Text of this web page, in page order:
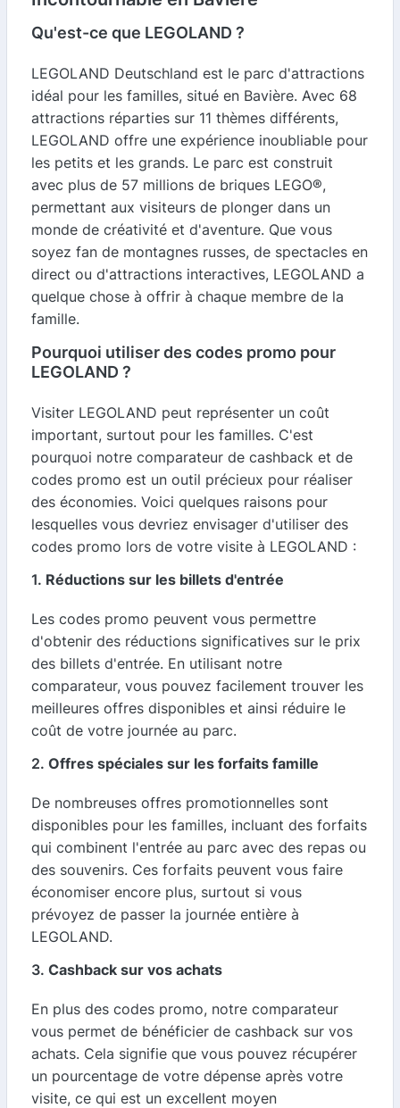
Qu'est-ce que LEGOLAND ?
LEGOLAND Deutschland est le parc d'attractions
idéal pour les familles, situé en Bavière. Avec 68
attractions réparties sur 11 thèmes différents,
LEGOLAND offre une expérience inoubliable pour
les petits et les grands. Le parc est construit
avec plus de 57 millions de briques LEGO®,
permettant aux visiteurs de plonger dans un
monde de créativité et d'aventure. Que vous
soyez fan de montagnes russes, de spectacles en
direct ou d'attractions interactives, LEGOLAND a
quelque chose à offrir à chaque membre de la
famille.
Pourquoi utiliser des codes promo pour
LEGOLAND ?
Visiter LEGOLAND peut représenter un coût
important, surtout pour les familles. C'est
pourquoi notre comparateur de cashback et de
codes promo est un outil précieux pour réaliser
des économies. Voici quelques raisons pour
lesquelles vous devriez envisager d'utiliser des
codes promo lors de votre visite à LEGOLAND :
1. Réductions sur les billets d'entrée
Les codes promo peuvent vous permettre
d'obtenir des réductions significatives sur le prix
des billets d'entrée. En utilisant notre
comparateur, vous pouvez facilement trouver les
meilleures offres disponibles et ainsi réduire le
coût de votre journée au parc.
2. Offres spéciales sur les forfaits famille
De nombreuses offres promotionnelles sont
disponibles pour les familles, incluant des forfaits
qui combinent l'entrée au parc avec des repas ou
des souvenirs. Ces forfaits peuvent vous faire
économiser encore plus, surtout si vous
prévoyez de passer la journée entière à
LEGOLAND.
3. Cashback sur vos achats
En plus des codes promo, notre comparateur
vous permet de bénéficier de cashback sur vos
achats. Cela signifie que vous pouvez récupérer
un pourcentage de votre dépense après votre
visite, ce qui est un excellent moyen